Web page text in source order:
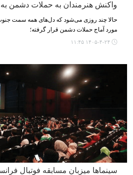
واکنش هنرمندان به حملات دشمن
حالا چند روزی می‌شود که دل‌های همه سمت
مورد آماج حملات دشمن قرار گرفته؛
سینماها میزبان مسابقه فوتبال